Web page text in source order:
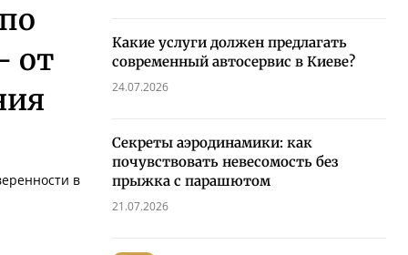
от
в
Какие услуги должен предлагать
современный автосервис в Киеве?
24.07.2026
Секреты аэродинамики: как
почувствовать невесомость без
прыжка с парашютом
21.07.2026